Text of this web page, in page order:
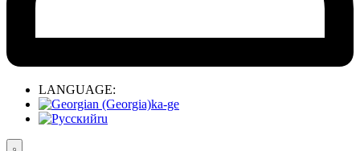
LANGUAGE:
ka-ge
ru